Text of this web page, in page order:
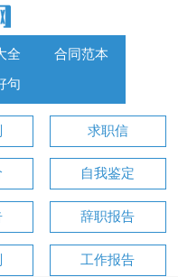
全 合同范本
句
求职信
自我鉴定
辞职报告
工作报告